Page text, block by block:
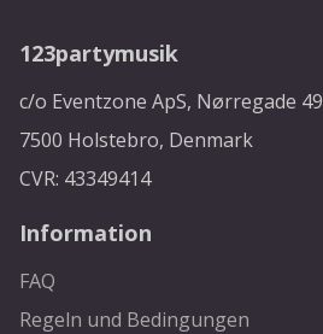
123partymusik
c/o Eventzone ApS, Nørregade 49
7500 Holstebro, Denmark
CVR: 43349414
Information
FAQ
Regeln und Bedingungen